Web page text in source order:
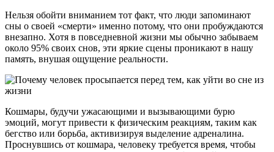
Нельзя обойти вниманием тот факт, что люди запоминают
сны о своей «смерти» именно потому, что они пробуждаются
внезапно. Хотя в повседневной жизни мы обычно забываем
около 95% своих снов, эти яркие сцены проникают в нашу
память, внушая ощущение реальности.
Кошмары, будучи ужасающими и вызывающими бурю
эмоций, могут привести к физическим реакциям, таким как
бегство или борьба, активизируя выделение адреналина.
Проснувшись от кошмара, человеку требуется время, чтобы